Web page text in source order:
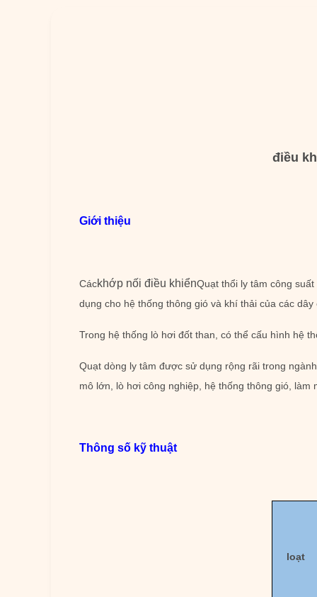
điều
Giới thiệu
Cáckhớp nối điều khiểnQuạt thổi ly tâm công
dụng cho hệ thống thông gió và khí thải của các
Trong hệ thống lò hơi đốt than, có thể cấu hình hệ
Quạt dòng ly tâm được sử dụng rộng rãi trong
mô lớn, lò hơi công nghiệp, hệ thống thông gió, làm
Thông số kỹ thuật
loạt